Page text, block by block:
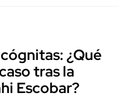
¿Qué
tras la
Escobar?